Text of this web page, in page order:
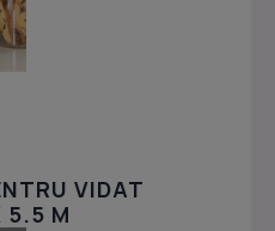
VIDAT
5.5 M